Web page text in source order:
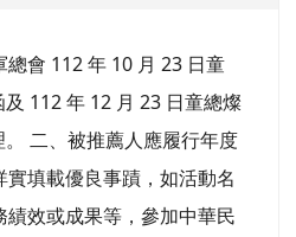
臺幣 2,000 元。又依本會
席會議決議，財團法人中華